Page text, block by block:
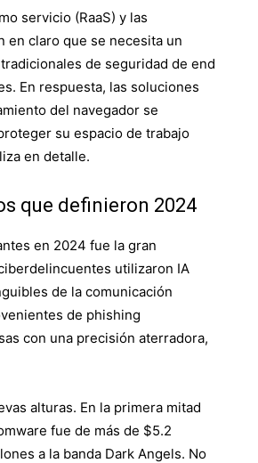
servicio (RaaS) y las
en claro que se necesita un
de seguridad de end
En respuesta, las soluciones
del navegador se
su espacio de trabajo
en detalle.
que definieron 2024
en 2024 fue la gran
utilizaron IA
de la comunicación
de phishing
con una precisión aterradora,
alturas. En la primera mitad
fue de más de $5.2
a la banda Dark Angels. No